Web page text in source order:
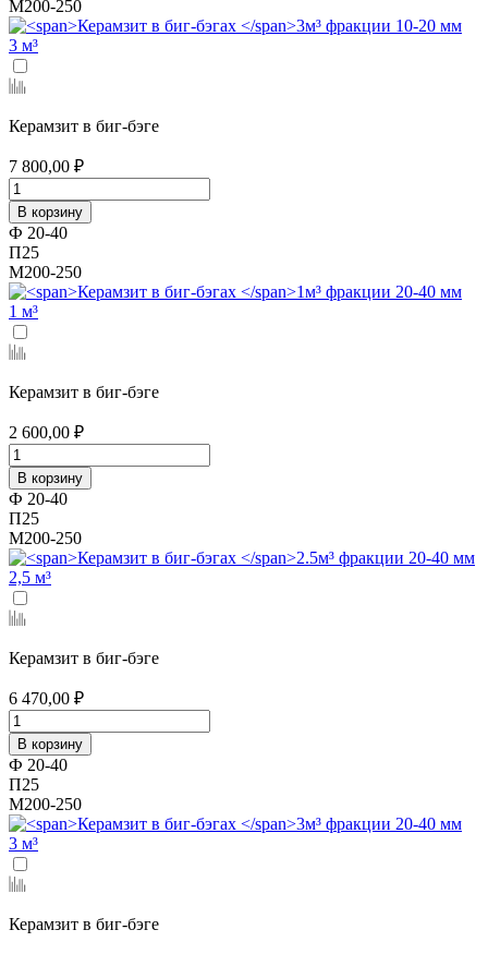
М200-250
3 м³
Керамзит в биг-бэге
7 800,00 ₽
В корзину
Ф 20-40
П25
М200-250
1 м³
Керамзит в биг-бэге
2 600,00 ₽
В корзину
Ф 20-40
П25
М200-250
2,5 м³
Керамзит в биг-бэге
6 470,00 ₽
В корзину
Ф 20-40
П25
М200-250
3 м³
Керамзит в биг-бэге